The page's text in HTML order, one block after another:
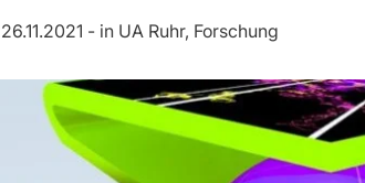
26.11.2021 - in UA Ruhr Forschung